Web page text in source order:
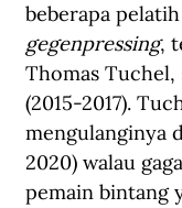
beberapa
gegenpressing,
Thomas
(2015-2017).
mengulanginya
2020) walau
pemain bintang